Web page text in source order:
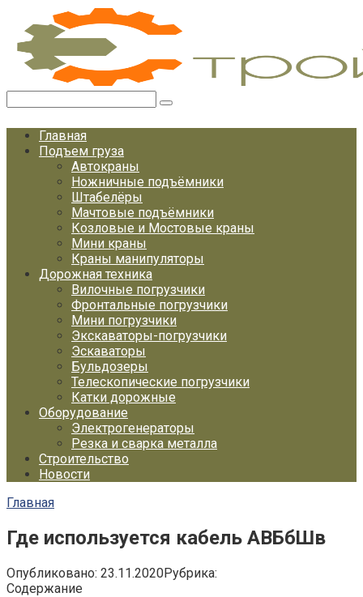
Перейти
контенту
Главная
Подъем груза
Автокраны
Ножничные подъёмники
Штабелёры
Мачтовые подъёмники
Козловые и Мостовые краны
Мини краны
Краны манипуляторы
Дорожная техника
Вилочные погрузчики
Фронтальные погрузчики
Мини погрузчики
Экскаваторы-погрузчики
Эскаваторы
Бульдозеры
Телескопические погрузчики
Катки дорожные
Оборудование
Электрогенераторы
Резка и сварка металла
Строительство
Новости
Главная
Где используется кабель АВБбШв
Опубликовано: 23.11.2020Рубрика:
Содержание